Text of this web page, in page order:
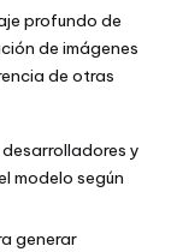
profundo de
de imágenes
de otras
y
modelo según
generar